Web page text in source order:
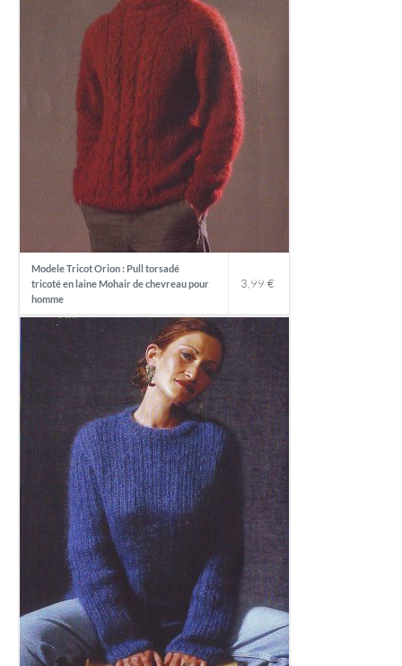
3,99 €
Modele Tricot Orion : Pull torsadé
tricoté en laine Mohair de chevreau pour
homme